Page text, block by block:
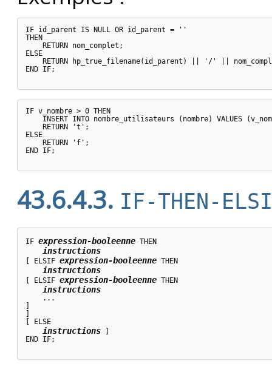
IF id_parent IS NULL OR id_parent = ''
THEN
    RETURN nom_complet;
ELSE
RETURN hp_true_filename(id_parent) || '/' ||
END IF;
IF v_nombre > 0 THEN
INSERT INTO nombre_utilisateurs (nombre) VALUES
    RETURN 't';
ELSE
    RETURN 'f';
END IF;
43.6.4.3. IF-THEN-
IF expression-booleenne THEN
instructions
[ ELSIF expression-booleenne THEN
instructions
[ ELSIF expression-booleenne THEN
instructions
]
[ ELSE
instructions
]
END IF;